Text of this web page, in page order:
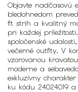
Objavte nadčasovú
bledohnedom
fit strih a kvalitný
pri každej
spoločenské
večerné outfity. V
vzorovanou
moderne a
exkluzívny
ku kódu 24024019 a